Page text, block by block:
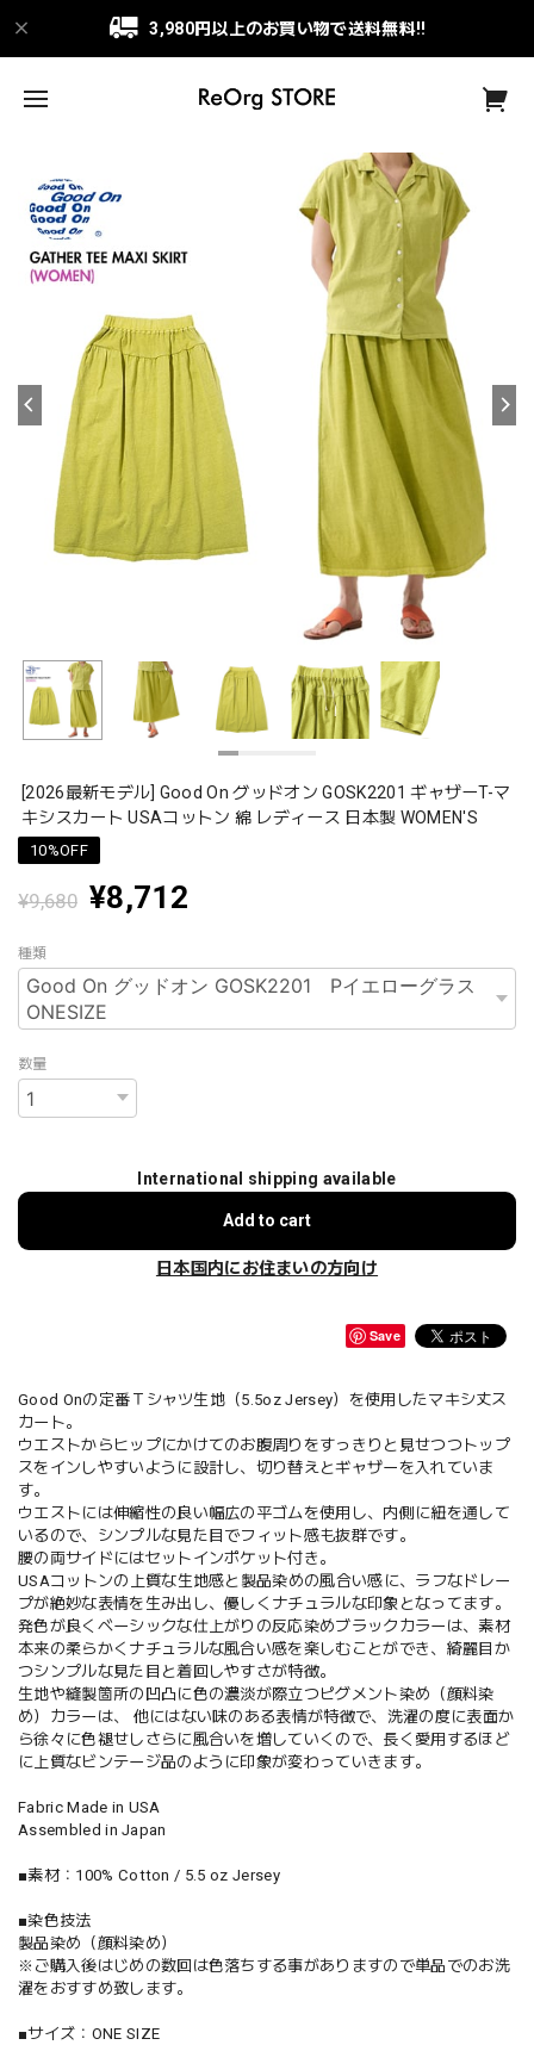
3,980円以上のお買い物で送料無料!!
[2026最新モデル] Good On グッドオン GOSK2201 ギャザーT-マ
キシスカート USAコットン 綿 レディース 日本製 WOMEN'S
10%OFF
¥9,680 ¥8,712
種類
数量
International shipping available
Add to cart
日本国内にお住まいの方向け
Save
Good Onの定番Ｔシャツ生地（5.5oz Jersey）を使用したマキシ丈ス
カート。
ウエストからヒップにかけてのお腹周りをすっきりと見せつつトップ
スをインしやすいように設計し、切り替えとギャザーを入れていま
す。
ウエストには伸縮性の良い幅広の平ゴムを使用し、内側に紐を通して
いるので、シンプルな見た目でフィット感も抜群です。
腰の両サイドにはセットインポケット付き。
USAコットンの上質な生地感と製品染めの風合い感に、ラフなドレー
プが絶妙な表情を生み出し、優しくナチュラルな印象となってます。
発色が良くベーシックな仕上がりの反応染めブラックカラーは、素材
本来の柔らかくナチュラルな風合い感を楽しむことができ、綺麗目か
つシンプルな見た目と着回しやすさが特徴。
生地や縫製箇所の凹凸に色の濃淡が際立つピグメント染め（顔料染
め）カラーは、 他にはない味のある表情が特徴で、洗濯の度に表面か
ら徐々に色褪せしさらに風合いを増していくので、長く愛用するほど
に上質なビンテージ品のように印象が変わっていきます。
Fabric Made in USA
Assembled in Japan
■素材：100% Cotton / 5.5 oz Jersey
■染色技法
製品染め（顔料染め）
※ご購入後はじめの数回は色落ちする事がありますので単品でのお洗
濯をおすすめ致します。
■サイズ：ONE SIZE